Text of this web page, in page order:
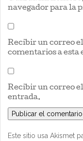
navegador para la
Recibir un correo
comentarios a esta
Recibir un correo
entrada.
Este sitio usa Akismet